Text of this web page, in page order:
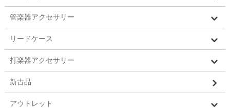
管楽器アクセサリー
リードケース
打楽器アクセサリー
新古品
アウトレット